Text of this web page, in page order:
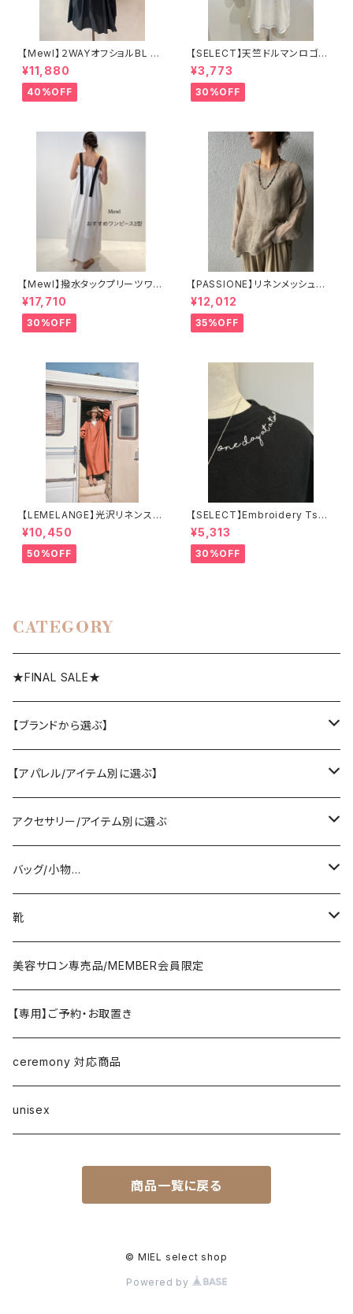
【Mewl】２WAYオフショルBL /
M252-15189
¥11,880
40%OFF
【SELECT】天竺ドルマンロゴT
シャツ
¥3,773
30%OFF
【Mewl】撥水タックプリーツワン
ピース
¥17,710
30%OFF
【PASSIONE】リネンメッシュプ
ルオーバー
¥12,012
35%OFF
【LEMELANGE】光沢リネンスキ
ッパーワンピース
¥10,450
50%OFF
【SELECT】Embroidery Tshi
rt / エンブロイダリーTシャツ
¥5,313
30%OFF
CATEGORY
★FINAL SALE★
【ブランドから選ぶ】
SELECT／ORIGINAL
PASSIONE/cafune
ヤマトドレス／dolly-sean／DONEEYU／他
lovint
RISLEY
CHIGNON／YENN／Mewl
LEMELANGE／ESPEYRAC
anana
EMUE／le chanter
【アパレル/アイテム別に選ぶ】
outer
coat/down
jacket/blouson
tops
knit/sweat/parker
T-shirt/cutsew
bottom
denim
pants
one-piece/salopette
inner/underwear
アクセサリー/アイテム別に選ぶ
pierce/earring/ear cuff
necklace/top
ring
bracelet/anklet
hair accessory
corsage/broach
バッグ/小物…
bag
stol・muffler・scarf
belt
hat・cap
arm cover
靴
sandal
sneaker
loafer／flat shoes
pumps・mule
美容サロン専売品/MEMBER会員限定
【専用】ご予約・お取置き
ceremony 対応商品
unisex
商品一覧に戻る
© MIEL select shop
Powered by